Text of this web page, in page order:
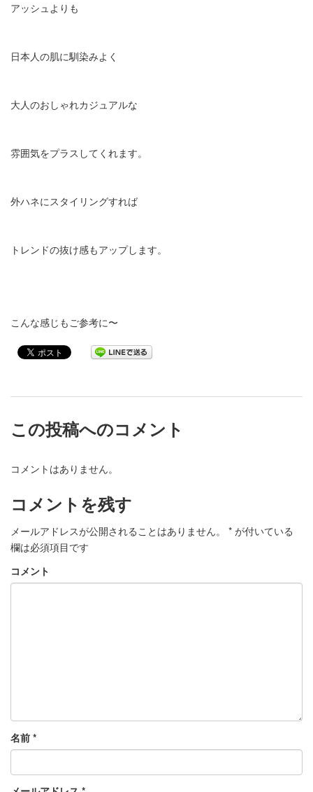
アッシュよりも
日本人の肌に馴染みよく
大人のおしゃれカジュアルな
雰囲気をプラスしてくれます。
外ハネにスタイリングすれば
トレンドの抜け感もアップします。
こんな感じもご参考に〜
この投稿へのコメント
コメントはありません。
コメントを残す
メールアドレスが公開されることはありません。 * が付いている
欄は必須項目です
コメント
名前 *